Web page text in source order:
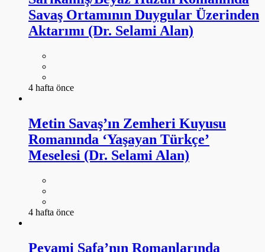
Savaş Ortamının Duygular Üzerinden
Aktarımı (Dr. Selami Alan)
4 hafta önce
Metin Savaş’ın Zemheri Kuyusu
Romanında ‘Yaşayan Türkçe’
Meselesi (Dr. Selami Alan)
4 hafta önce
Peyami Safa’nın Romanlarında